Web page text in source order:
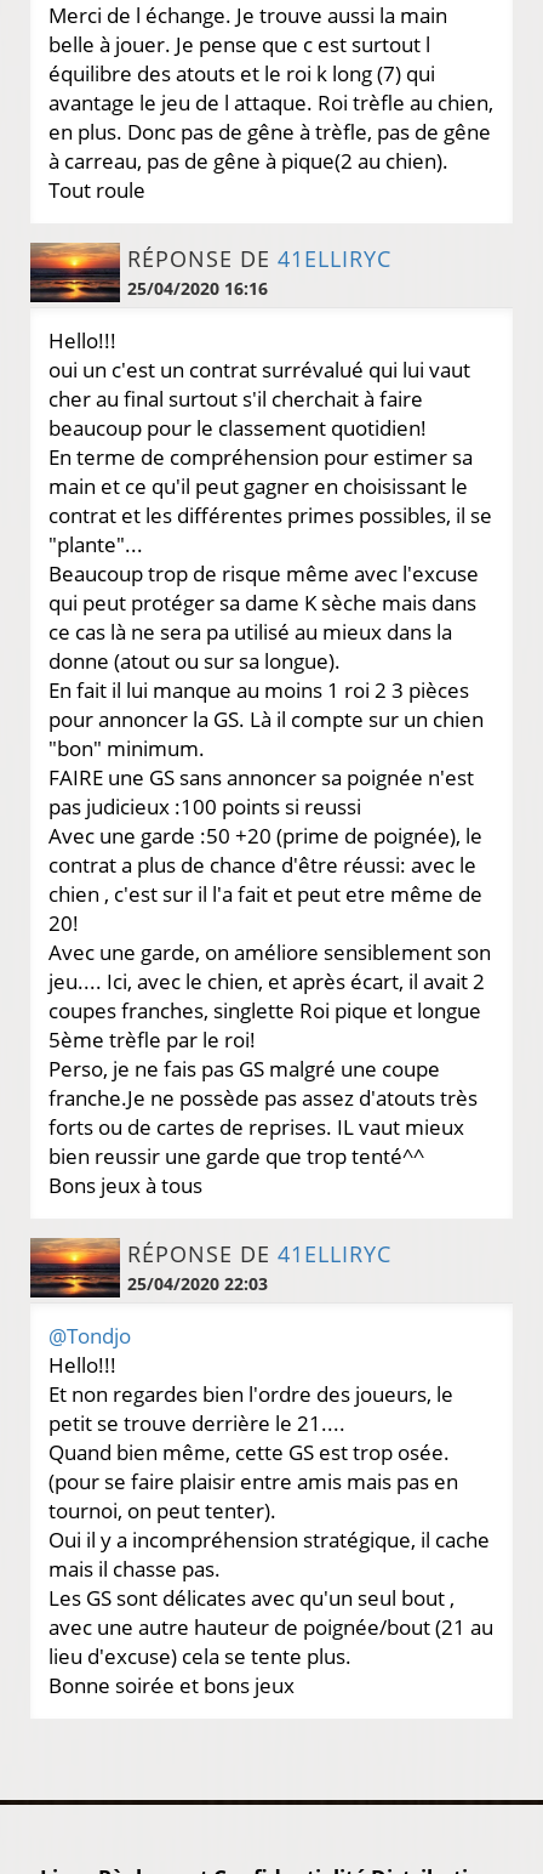
Merci de l échange. Je trouve aussi la main
belle à jouer. Je pense que c est surtout l
équilibre des atouts et le roi k long (7) qui
avantage le jeu de l attaque. Roi trèfle au chien,
en plus. Donc pas de gêne à trèfle, pas de gêne
à carreau, pas de gêne à pique(2 au chien).
Tout roule
RÉPONSE DE 41ELLIRYC
25/04/2020 16:16
Hello!!!
oui un c'est un contrat surrévalué qui lui vaut
cher au final surtout s'il cherchait à faire
beaucoup pour le classement quotidien!
En terme de compréhension pour estimer sa
main et ce qu'il peut gagner en choisissant le
contrat et les différentes primes possibles, il se
"plante"...
Beaucoup trop de risque même avec l'excuse
qui peut protéger sa dame K sèche mais dans
ce cas là ne sera pa utilisé au mieux dans la
donne (atout ou sur sa longue).
En fait il lui manque au moins 1 roi 2 3 pièces
pour annoncer la GS. Là il compte sur un chien
"bon" minimum.
FAIRE une GS sans annoncer sa poignée n'est
pas judicieux :100 points si reussi
Avec une garde :50 +20 (prime de poignée), le
contrat a plus de chance d'être réussi: avec le
chien , c'est sur il l'a fait et peut etre même de
20!
Avec une garde, on améliore sensiblement son
jeu.... Ici, avec le chien, et après écart, il avait 2
coupes franches, singlette Roi pique et longue
5ème trèfle par le roi!
Perso, je ne fais pas GS malgré une coupe
franche.Je ne possède pas assez d'atouts très
forts ou de cartes de reprises. IL vaut mieux
bien reussir une garde que trop tenté^^
Bons jeux à tous
RÉPONSE DE 41ELLIRYC
25/04/2020 22:03
@Tondjo
Hello!!!
Et non regardes bien l'ordre des joueurs, le
petit se trouve derrière le 21....
Quand bien même, cette GS est trop osée.
(pour se faire plaisir entre amis mais pas en
tournoi, on peut tenter).
Oui il y a incompréhension stratégique, il cache
mais il chasse pas.
Les GS sont délicates avec qu'un seul bout ,
avec une autre hauteur de poignée/bout (21 au
lieu d'excuse) cela se tente plus.
Bonne soirée et bons jeux